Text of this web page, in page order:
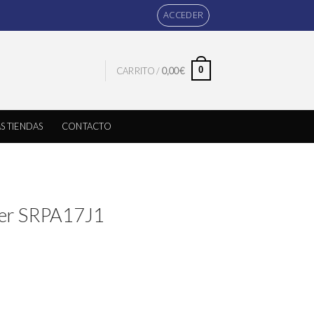
ACCEDER
CARRITO /0,00€ 0
TIENDAS CONTACTO
SRPA17J1